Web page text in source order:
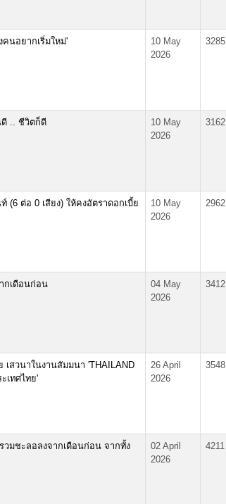
นอยากเริ่มใหม่'
10 May
2026
3285
ดี .. ชีวิตก็ดี
10 May
2026
3162
(6 ต่อ 0 เสียง) ให้คงอัตราดอกเบี้ย
10 May
2026
2962
กเดือนก่อน
04 May
2026
3412
เสวนาในงานสัมมนา 'THAILAND
เทศไทย'
26 April
2026
3548
วมชะลอลงจากเดือนก่อน จากทั้ง
02 April
2026
4211